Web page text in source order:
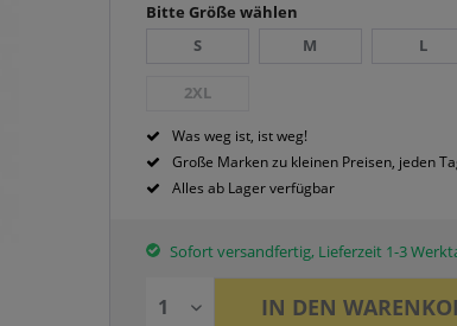
Bitte Größe wählen
S
M L
2XL
Was weg ist, ist weg!
Große Marken zu kleinen Preisen, jeden
Alles ab Lager verfügbar
Sofort versandfertig, Lieferzeit 1-3
IN DEN